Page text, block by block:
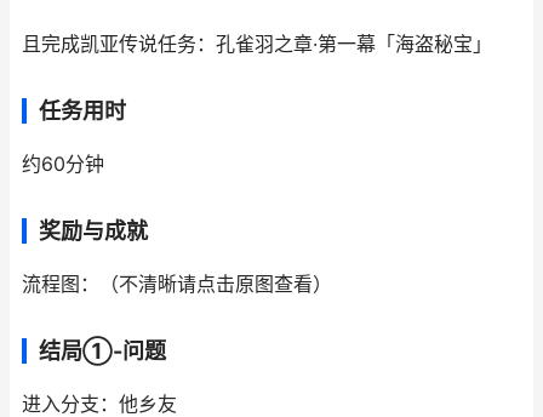
且完成凯亚传说任务：孔雀羽之章·第一幕「海盗秘宝」
任务用时
约60分钟
奖励与成就
流程图：（不清晰请点击原图查看）
结局①-问题
进入分支：他乡友